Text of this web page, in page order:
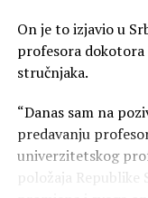
On je to izjavio u
profesora dokotora
stručnjaka.
“Danas sam na
predavanju
univerzitetskog
položaja Republike